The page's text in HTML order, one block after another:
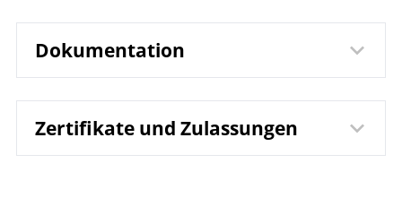
Dokumentation
Datenblatt
DB 1610 Rohrfeder-
Manometer RSCh/RSChG
Zertifikate und Zulassungen